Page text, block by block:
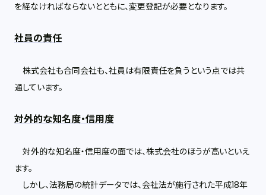
を経なければならないとともに、変更登記が必要となります。
社員の責任
株式会社も合同会社も、社員は有限責任を負うという点では共
通しています。
対外的な知名度・信用度
対外的な知名度・信用度の面では、株式会社のほうが高いといえ
ます。
しかし、法務局の統計データでは、会社法が施行された平成18年